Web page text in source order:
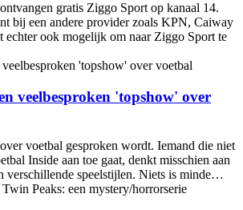
gratis Ziggo Sport op kanaal 14.
bij een andere provider zoals KPN, Caiway
ook mogelijk om naar Ziggo Sport te
veelbesproken 'topshow' over
voetbal gesproken wordt. Iemand die niet
Inside aan toe gaat, denkt misschien aan
verschillende speelstijlen. Niets is minde…